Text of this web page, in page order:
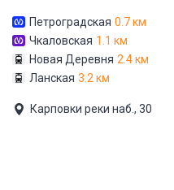
Петроградская 0.7 км
Чкаловская 1.1 км
Новая Деревня 2.4 км
Ланская 3.2 км
Карповки реки наб., 30